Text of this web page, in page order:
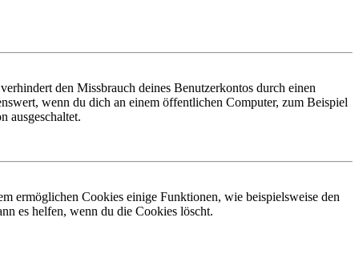
den Missbrauch deines Benutzerkontos durch einen
wenn du dich an einem öffentlichen Computer, zum Beispiel
ausgeschaltet.
ermöglichen Cookies einige Funktionen, wie beispielsweise den
es helfen, wenn du die Cookies löscht.